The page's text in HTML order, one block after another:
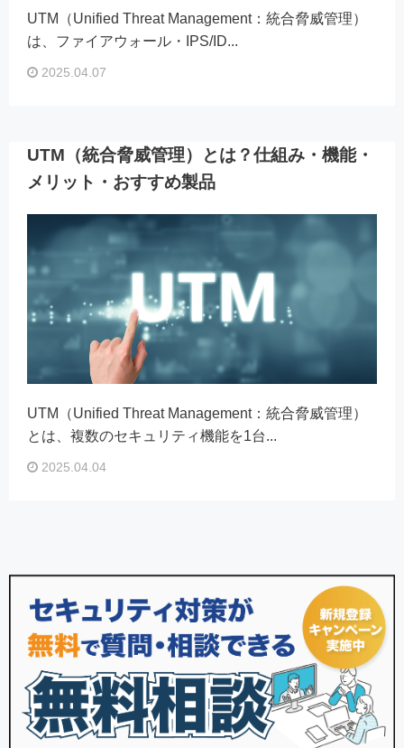
UTM（Unified Threat Management：統合脅威管理）
は、ファイアウォール・IPS/ID...
2025.04.07
UTM（統合脅威管理）とは？仕組み・機能・
メリット・おすすめ製品
UTM（Unified Threat Management：統合脅威管理）
とは、複数のセキュリティ機能を1台...
2025.04.04